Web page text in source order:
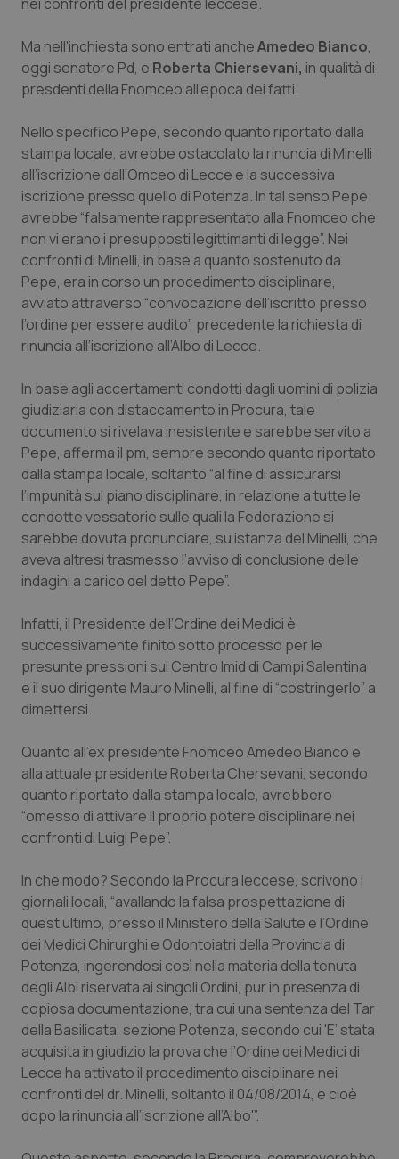
Provincia Autonoma di Bolzano
Provincia Autonoma di Trento
Puglia
Sardegna
Sicilia
Toscana
Umbria
Veneto
Infezioni & Febbre
Ipertensione & Scompenso
Malattie rare
Malattia di Crohn & Rettocolite Ulcerosa
Neuroscienze & patologie neurodegenerative
Obesità
Oftalmologia
Oncoematologia
Oncologia & Nutrizione
Psoriasi & pelle
Quotidiano Cardiologia
Quotidiano Chirurgia
Quotidiano Oncologia
Quotidiano Pediatria
Salute orale & impianti
Sangue & coagulazione
Tiroide
Tumore al seno
Tumore ovarico
Tumori del Polmone & Testa Collo
Tumori gastrointestinali
Ulcera & Reflusso
Vaccini
Ma nell'inchiesta sono entrati ancheAmedeo Bianco,
oggi senatore Pd, e Roberta Chiersevani, in qualità di
presdenti della Fnomceo all'epoca dei fatti.
Nello specifico Pepe, secondo quanto riportato dalla
stampa locale, avrebbe ostacolato la rinuncia di Minelli
all’iscrizione dall’Omceo di Lecce e la successiva
iscrizione presso quello di Potenza. In tal senso Pepe
avrebbe “falsamente rappresentato alla Fnomceo che
non vi erano i presupposti legittimanti di legge”. Nei
confronti di Minelli, in base a quanto sostenuto da
Pepe, era in corso un procedimento disciplinare,
avviato attraverso “convocazione dell’iscritto presso
l’ordine per essere audito”, precedente la richiesta di
rinuncia all’iscrizione all’Albo di Lecce.
In base agli accertamenti condotti dagli uomini di polizia
giudiziaria con distaccamento in Procura, tale
documento si rivelava inesistente e sarebbe servito a
Pepe, afferma il pm, sempre secondo quanto riportato
dalla stampa locale, soltanto “al fine di assicurarsi
l’impunità sul piano disciplinare, in relazione a tutte le
condotte vessatorie sulle quali la Federazione si
sarebbe dovuta pronunciare, su istanza del Minelli, che
aveva altresì trasmesso l’avviso di conclusione delle
indagini a carico del detto Pepe”.
Infatti, il Presidente dell’Ordine dei Medici è
successivamente finito sotto processo per le
presunte pressioni sul Centro Imid di Campi Salentina
e il suo dirigente Mauro Minelli, al fine di “costringerlo” a
dimettersi.
Quanto all'ex presidente Fnomceo Amedeo Bianco e
alla attuale presidente Roberta Chersevani, secondo
quanto riportato dalla stampa locale, avrebbero
“omesso di attivare il proprio potere disciplinare nei
confronti di Luigi Pepe”.
In che modo? Secondo la Procura leccese, scrivono i
giornali locali, “avallando la falsa prospettazione di
quest’ultimo, presso il Ministero della Salute e l’Ordine
dei Medici Chirurghi e Odontoiatri della Provincia di
Potenza, ingerendosi così nella materia della tenuta
degli Albi riservata ai singoli Ordini, pur in presenza di
copiosa documentazione, tra cui una sentenza del Tar
della Basilicata, sezione Potenza, secondo cui 'E’ stata
acquisita in giudizio la prova che l’Ordine dei Medici di
Lecce ha attivato il procedimento disciplinare nei
confronti del dr. Minelli, soltanto il 04/08/2014, e cioè
dopo la rinuncia all’iscrizione all’Albo'”.